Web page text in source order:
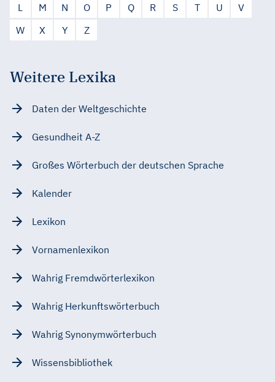
L
M N O P Q R S T U
V
W
X Y Z
Weitere Lexika
Daten der Weltgeschichte
Gesundheit A-Z
Großes Wörterbuch der deutschen Sprache
Kalender
Lexikon
Vornamenlexikon
Wahrig Fremdwörterlexikon
Wahrig Herkunftswörterbuch
Wahrig Synonymwörterbuch
Wissensbibliothek